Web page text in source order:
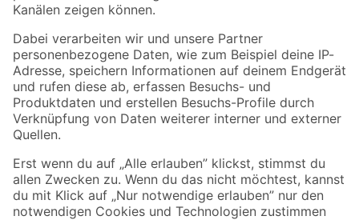
Folge uns
Zahlungsarten Versandarten
Sicher einkaufen
Jetzt die toom-App herunterladen